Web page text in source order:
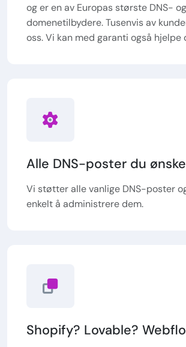
og er en av Europas største DNS- og
domenetilbydere. Tusenvis av
oss. Vi kan med garanti også hjelpe
Alle DNS-poster du
Vi støtter alle vanlige DNS-poster
enkelt å administrere dem.
Shopify? Lovable?